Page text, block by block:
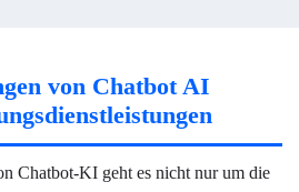
von Chatbot AI
Chatbot-KI geht es nicht nur um die